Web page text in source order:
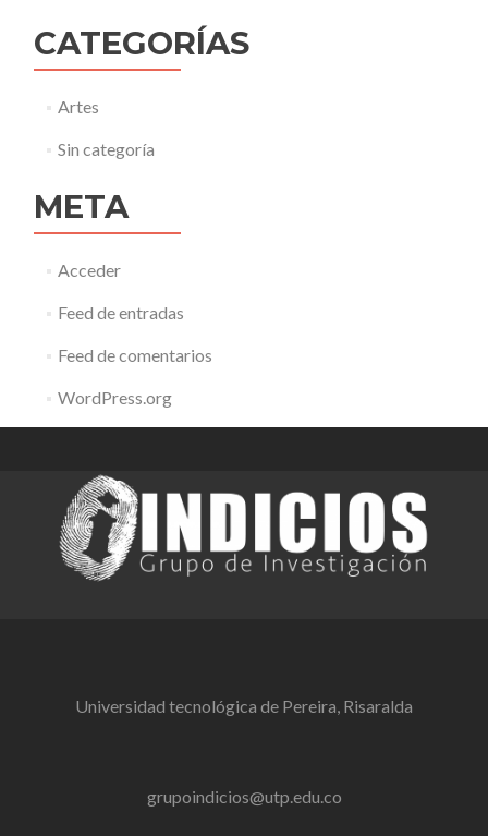
CATEGORÍAS
Artes
Sin categoría
META
Acceder
Feed de entradas
Feed de comentarios
WordPress.org
Universidad tecnológica de Pereira, Risaralda
grupoindicios@utp.edu.co